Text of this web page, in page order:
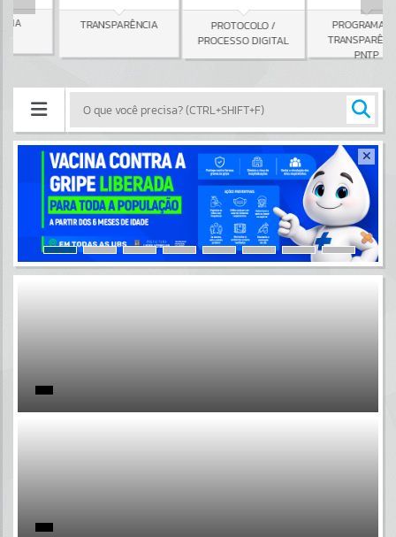
TRANSPARÊNCIA
PROTOCOLO /
PROCESSO DIGITAL
PROGRAMA DE
TRANSPARÊNCIA
PNTP
Resultados para""
Portais
Por favor, aguarde...
Por favor, aguarde...